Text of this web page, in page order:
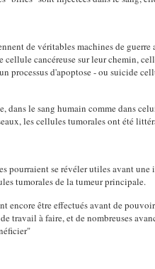
de véritables machines de
cancéreuse sur leur chemin,
processus d'apoptose - ou suicide
dans le sang humain comme dans
les cellules tumorales ont été
pourraient se révéler utiles avant
tumorales de la tumeur principale.
encore être effectués avant de
travail à faire, et de nombreuses